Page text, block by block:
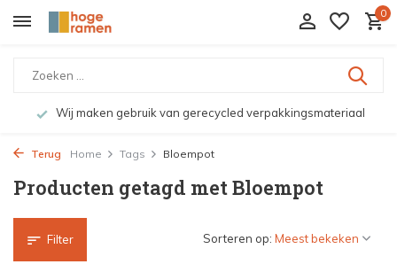
0
Wij maken gebruik van gerecycled verpakkingsmateriaal
Terug Home Tags Bloempot
Producten getagd met Bloempot
Filter Sorteren op: